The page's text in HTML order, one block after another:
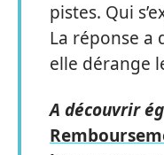
pistes. Qui
La réponse a
elle dérange
A découvrir